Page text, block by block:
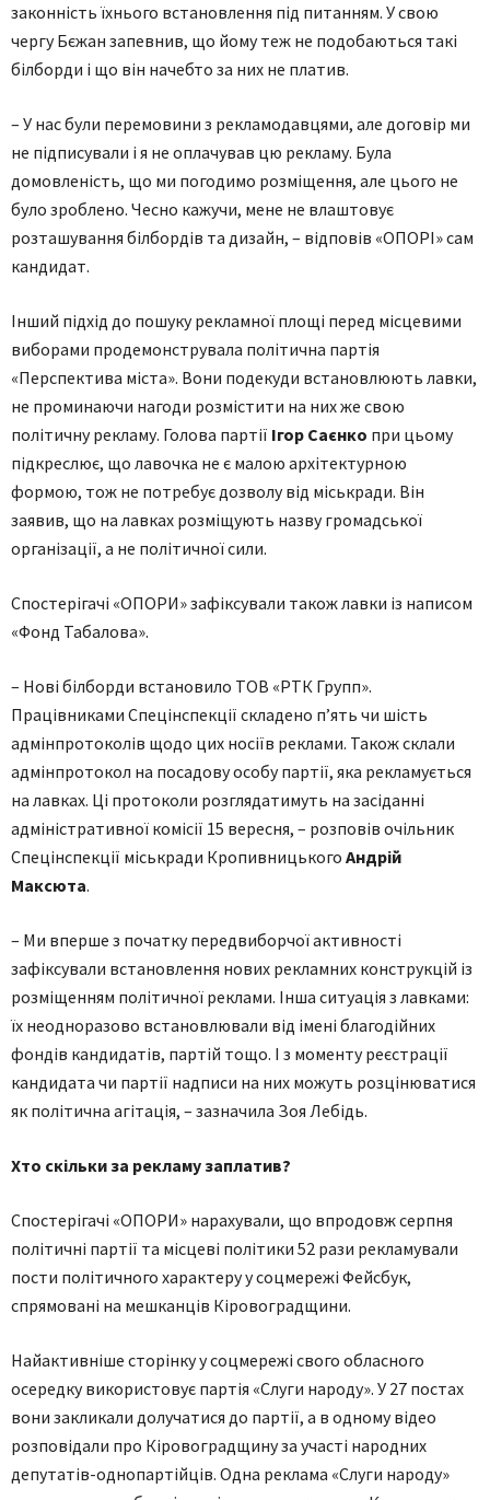
законність їхнього встановлення під питанням. У свою
чергу Бєжан запевнив, що йому теж не подобаються такі
білборди і що він начебто за них не платив.
– У нас були перемовини з рекламодавцями, але договір ми
не підписували і я не оплачував цю рекламу. Була
домовленість, що ми погодимо розміщення, але цього не
було зроблено. Чесно кажучи, мене не влаштовує
розташування білбордів та дизайн, – відповів «ОПОРІ» сам
кандидат.
Інший підхід до пошуку рекламної площі перед місцевими
виборами продемонструвала політична партія
«Перспектива міста». Вони подекуди встановлюють лавки,
не проминаючи нагоди розмістити на них же свою
політичну рекламу. Голова партії Ігор Саєнко при цьому
підкреслює, що лавочка не є малою архітектурною
формою, тож не потребує дозволу від міськради. Він
заявив, що на лавках розміщують назву громадської
організації, а не політичної сили.
Спостерігачі «ОПОРИ» зафіксували також лавки із написом
«Фонд Табалова».
– Нові білборди встановило ТОВ «РТК Групп».
Працівниками Спецінспекції складено п’ять чи шість
адмінпротоколів щодо цих носіїв реклами. Також склали
адмінпротокол на посадову особу партії, яка рекламується
на лавках. Ці протоколи розглядатимуть на засіданні
адміністративної комісії 15 вересня, – розповів очільник
Спецінспекції міськради Кропивницького Андрій
Максюта.
– Ми вперше з початку передвиборчої активності
зафіксували встановлення нових рекламних конструкцій із
розміщенням політичної реклами. Інша ситуація з лавками:
їх неодноразово встановлювали від імені благодійних
фондів кандидатів, партій тощо. І з моменту реєстрації
кандидата чи партії надписи на них можуть розцінюватися
як політична агітація, – зазначила Зоя Лебідь.
Хто скільки за рекламу заплатив?
Спостерігачі «ОПОРИ» нарахували, що впродовж серпня
політичні партії та місцеві політики 52 рази рекламували
пости політичного характеру у соцмережі Фейсбук,
спрямовані на мешканців Кіровоградщини.
Найактивніше сторінку у соцмережі свого обласного
осередку використовує партія «Слуги народу». У 27 постах
вони закликали долучатися до партії, а в одному відео
розповідали про Кіровоградщину за участі народних
депутатів-однопартійців. Одна реклама «Слуги народу»